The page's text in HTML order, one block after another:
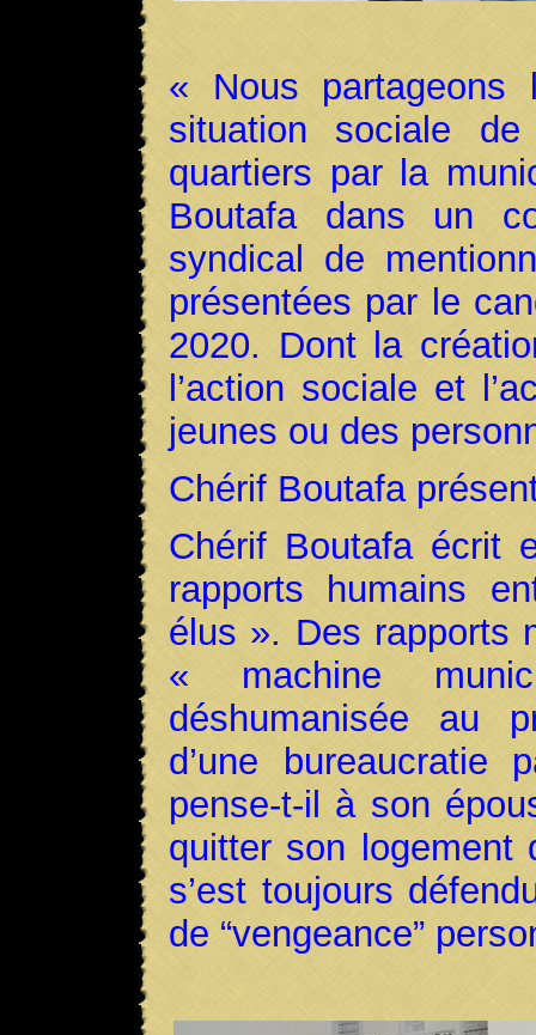
« Nous
situation sociale
quartiers par la
Boutafa dans un
syndical de
présentées par le
2020. Dont la
l’action sociale et
jeunes ou des
Chérif Boutafa
Chérif Boutafa écrit
rapports humains
élus ». Des rapports
« machine
déshumanisée au
d’une bureaucratie
pense-t-il à son
quitter son logement
s’est toujours
de “vengeance”